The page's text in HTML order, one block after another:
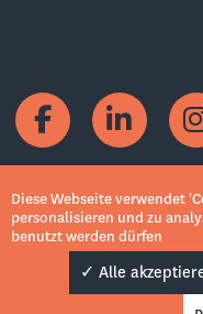
Copyrights © 2022 Weck, Aeby
Diese Webseite verwendet
personalisieren und zu
benutzt werden dürfen
Alle